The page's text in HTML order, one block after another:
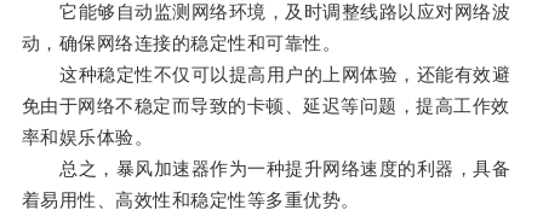
它能够自动监测网络环境，及时调整线路以应对网络波
动，确保网络连接的稳定性和可靠性。
这种稳定性不仅可以提高用户的上网体验，还能有效避
免由于网络不稳定而导致的卡顿、延迟等问题，提高工作效
率和娱乐体验。
总之，暴风加速器作为一种提升网络速度的利器，具备
着易用性、高效性和稳定性等多重优势。